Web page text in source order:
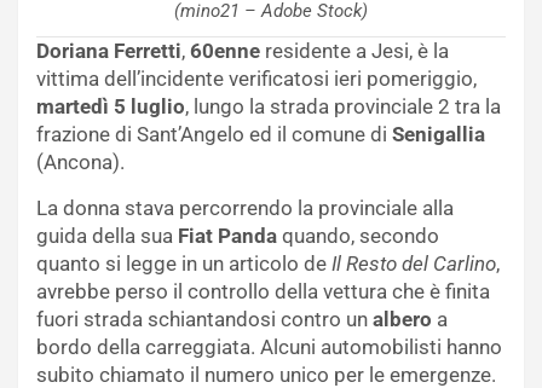
(mino21 – Adobe Stock)
Doriana Ferretti, 60enne residente a Jesi, è la
vittima dell’incidente verificatosi ieri pomeriggio,
martedì 5 luglio, lungo la strada provinciale 2 tra la
frazione di Sant’Angelo ed il comune di Senigallia
(Ancona).
La donna stava percorrendo la provinciale alla
guida della sua Fiat Panda quando, secondo
quanto si legge in un articolo de Il Resto del Carlino,
avrebbe perso il controllo della vettura che è finita
fuori strada schiantandosi contro un albero a
bordo della carreggiata. Alcuni automobilisti hanno
subito chiamato il numero unico per le emergenze.